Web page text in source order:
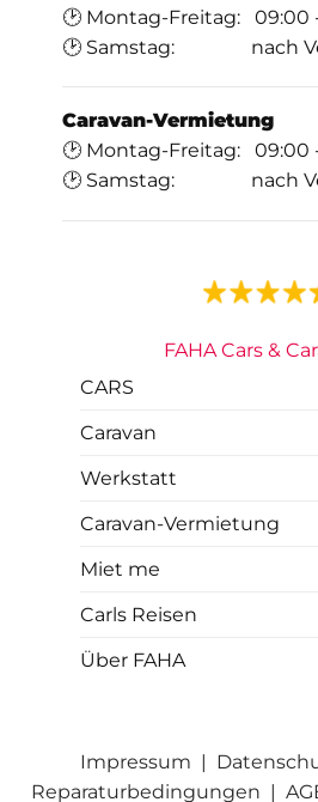
🕑 Montag-Freitag: 09:00
🕑 Samstag: nach
Caravan-Vermietung
🕑 Montag-Freitag: 09:00
🕑 Samstag: nach
FAHA Cars &
CARS
Caravan
Werkstatt
Caravan-Vermietung
Miet me
Carls Reisen
Über FAHA
Impressum
Reparaturbedingungen